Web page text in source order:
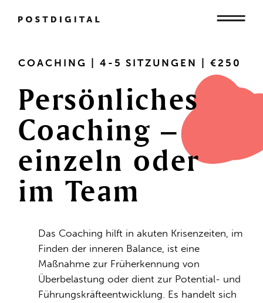
Mensch
Organisation
Gesellschaft
COACHING | 4-5 SITZUNGEN | €250
Persönliches
Coaching –
einzeln oder
im Team
Das Coaching hilft in akuten Krisenzeiten, im
Finden der inneren Balance, ist eine
Maßnahme zur Früherkennung von
Überbelastung oder dient zur Potential- und
Führungskräfteentwicklung. Es handelt sich